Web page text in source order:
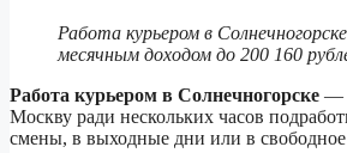
Работа курьером в
месячным доходом до 200 160
Работа курьером в Солнечногорске —
Москву ради нескольких часов
смены, в выходные дни или в свободное